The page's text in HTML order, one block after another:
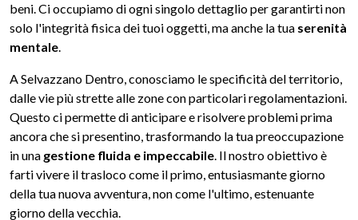
beni. Ci occupiamo di ogni singolo dettaglio per garantirti non
solo l'integrità fisica dei tuoi oggetti, ma anche la tua serenità
mentale.
A Selvazzano Dentro, conosciamo le specificità del territorio,
dalle vie più strette alle zone con particolari regolamentazioni.
Questo ci permette di anticipare e risolvere problemi prima
ancora che si presentino, trasformando la tua preoccupazione
in una gestione fluida e impeccabile. Il nostro obiettivo è
farti vivere il trasloco come il primo, entusiasmante giorno
della tua nuova avventura, non come l'ultimo, estenuante
giorno della vecchia.